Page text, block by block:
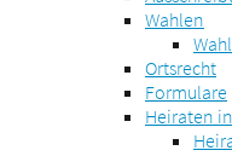
Wahlen
Ortsrecht
Formulare
Heiraten